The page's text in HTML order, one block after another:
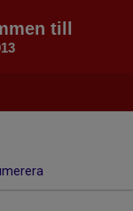
till